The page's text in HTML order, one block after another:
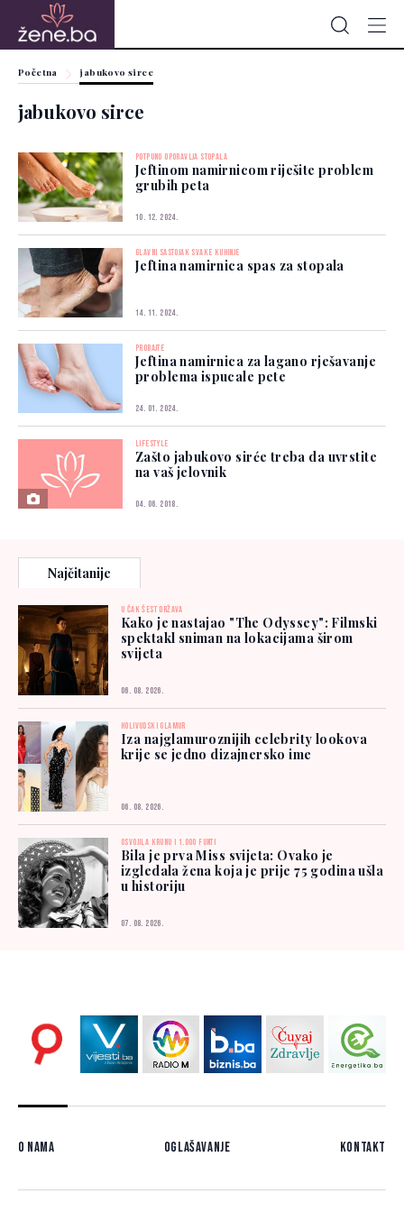
Početna jabukovo sirce
jabukovo sirce
POTPUNO OPORAVLJA STOPALA
Jeftinom namirnicom riješite problem
grubih peta
10. 12. 2024.
GLAVNI SASTOJAK SVAKE KUHINJE
Jeftina namirnica spas za stopala
14. 11. 2024.
PROBAJTE
Jeftina namirnica za lagano rješavanje
problema ispucale pete
24. 01. 2024.
LIFESTYLE
Zašto jabukovo sirće treba da uvrstite
na vaš jelovnik
04. 06. 2018.
Najčitanije
U ČAK ŠEST DRŽAVA
Kako je nastajao "The Odyssey": Filmski
spektakl sniman na lokacijama širom
svijeta
06. 08. 2026.
HOLIVUDSKI GLAMUR
Iza najglamuroznijih celebrity lookova
krije se jedno dizajnersko ime
06. 08. 2026.
OSVOJILA KRUNU I 1.000 FUNTI
Bila je prva Miss svijeta: Ovako je
izgledala žena koja je prije 75 godina ušla
u historiju
07. 08. 2026.
O nama Oglašavanje Kontakt